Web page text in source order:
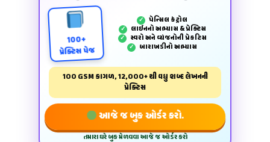
100+
પ્રેક્ટિસ પેજ
✓ પેન્‍સિલ કંટ્રોલ
✓ લાઈનનો અભ્યાસ & પ્રેક્ટિસ
✓ સ્વરો અને વ્યંજનોની પ્રેકટિસ
✓ બારાખડીનો અભ્યાસ
100 GSM કાગળ, 12,000+ થી વધુ શબ્દ લેખનની
પ્રેક્ટિસ
આજે જ બુક ઓર્ડર કરો.
તમારા ઘરે બુક મેળવવા આજે જ ઓર્ડર કરો